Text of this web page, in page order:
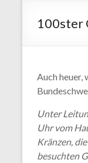
100ster
Auch heuer,
Unter
Uhr vom
Kränzen,
besuchten